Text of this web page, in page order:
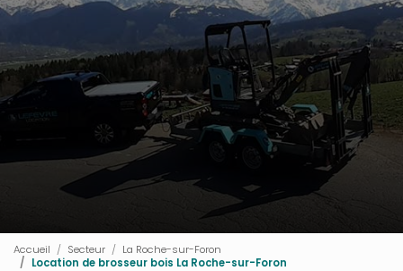
Accueil Secteur
La Roche-sur-Foron
Location de brosseur bois La Roche-sur-Foron